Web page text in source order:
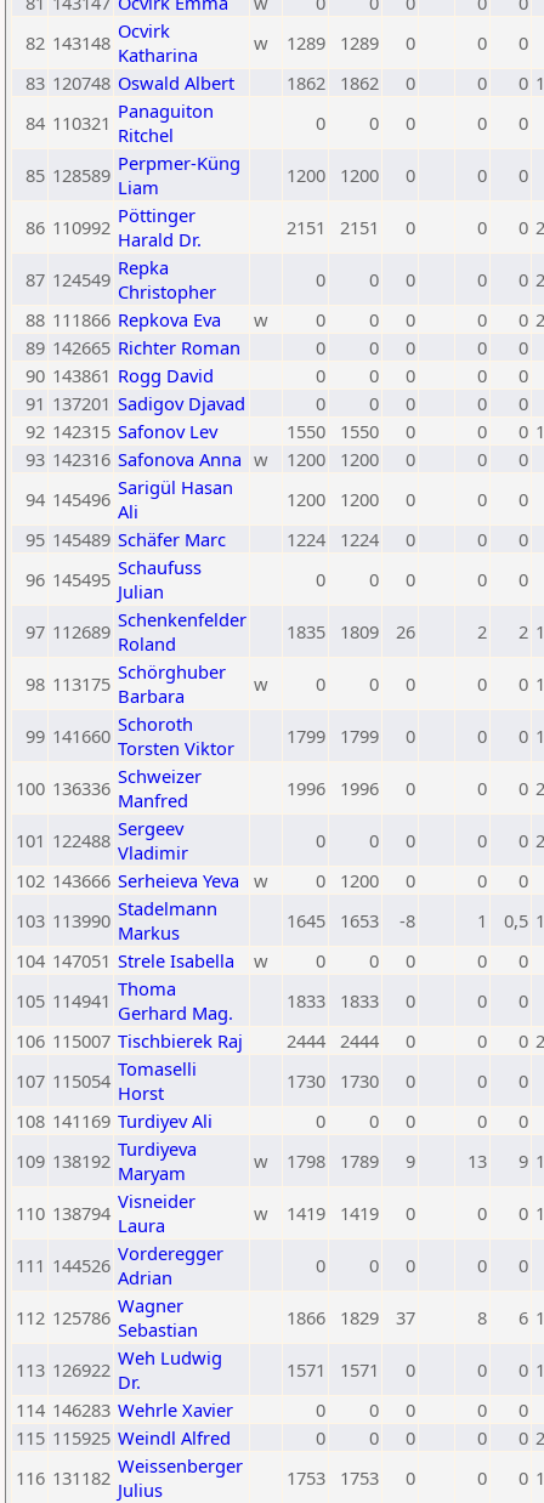
82 143148 Ocvirk
Katharina
w 1289 1289 0 0
0
83 120748 Oswald Albert 1862 1862 0 0 0
84 110321 Panaguiton
Ritchel
0 0 0 0 0
85 128589 Perpmer-Küng
Liam
1200 1200 0 0 0
86 110992 Pöttinger
Harald Dr.
2151 2151 0 0 0
87 124549 Repka
Christopher
0 0 0 0 0
88 111866 Repkova Eva w 0 0 0 0 0
89 142665 Richter Roman 0 0 0 0
0
90 143861 Rogg David 0 0 0 0
0
91 137201 Sadigov Djavad 0 0 0 0
0
92 142315 Safonov Lev 1550 1550 0 0 0
93 142316 Safonova Anna w 1200 1200 0 0
0
94 145496 Sarigül Hasan
Ali
1200 1200 0 0
0
95 145489 Schäfer Marc 1224 1224 0 0
0
96 145495 Schaufuss
Julian
0 0 0 0 0
97 112689 Schenkenfelder
Roland
1835 1809 26 2 2
98 113175 Schörghuber
Barbara
w 0 0 0 0 0
99 141660 Schoroth
Torsten Viktor
1799 1799 0 0 0
100 136336 Schweizer
Manfred
1996 1996 0 0 0
101 122488 Sergeev
Vladimir
0 0 0 0 0
102 143666 Serheieva Yeva w 0 1200 0 0
0
103 113990 Stadelmann
Markus
1645 1653 -8 1 0,5
104 147051 Strele Isabella w 0 0 0 0
0
105 114941 Thoma
Gerhard Mag.
1833 1833 0 0
0
106 115007 Tischbierek Raj 2444 2444 0 0 0
107 115054 Tomaselli
Horst
1730 1730 0 0
0
108 141169 Turdiyev Ali 0 0 0 0
0
109 138192 Turdiyeva
Maryam
w 1798 1789 9 13 9
110 138794 Visneider
Laura
w 1419 1419 0 0 0
111 144526 Vorderegger
Adrian
0 0 0 0 0
112 125786 Wagner
Sebastian
1866 1829 37 8 6
113 126922 Weh Ludwig
Dr.
1571 1571 0 0 0
114 146283 Wehrle Xavier 0 0 0 0
0
115 115925 Weindl Alfred 0 0 0 0 0
116 131182 Weissenberger
Julius
1753 1753 0 0 0